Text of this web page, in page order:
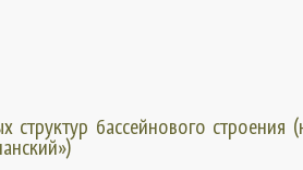
структур бассейнового